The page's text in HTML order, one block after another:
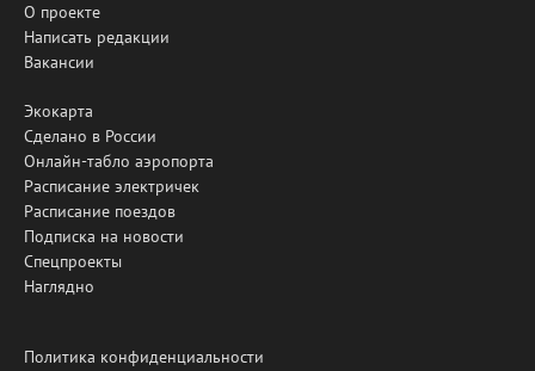
О проекте
Написать редакции
Вакансии
Экокарта
Сделано в России
Онлайн-табло аэропорта
Расписание электричек
Расписание поездов
Подписка на новости
Спецпроекты
Наглядно
Политика конфиденциальности